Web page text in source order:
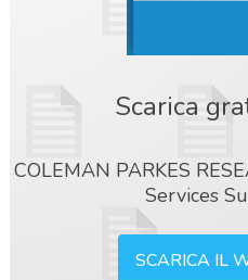
Scarica
COLEMAN PARKES
Services
SCARICA IL